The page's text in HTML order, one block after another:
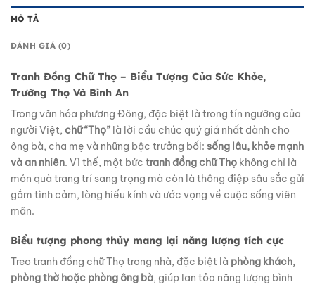
MÔ TẢ
ĐÁNH GIÁ (0)
Tranh Đồng Chữ Thọ – Biểu Tượng Của Sức Khỏe,
Trường Thọ Và Bình An
Trong văn hóa phương Đông, đặc biệt là trong tín ngưỡng của
người Việt, chữ “Thọ” là lời cầu chúc quý giá nhất dành cho
ông bà, cha mẹ và những bậc trưởng bối: sống lâu, khỏe mạnh
và an nhiên. Vì thế, một bức tranh đồng chữ Thọ không chỉ là
món quà trang trí sang trọng mà còn là thông điệp sâu sắc gửi
gắm tình cảm, lòng hiếu kính và ước vọng về cuộc sống viên
mãn.
Biểu tượng phong thủy mang lại năng lượng tích cực
Treo tranh đồng chữ Thọ trong nhà, đặc biệt là phòng khách,
phòng thờ hoặc phòng ông bà, giúp lan tỏa năng lượng bình